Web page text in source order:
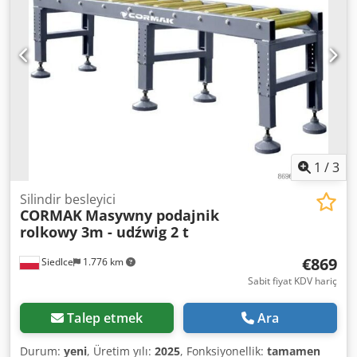
yaklaşık 5 mm Toplam yükseklik (tahrik + ayırma raylı
hazne): 260 mm Şebeke bağlantısı: 230 Volt, 50 Hz. - RNA
kontrol ünitesi, ayarlanabilir titreşim hızı için ESG 90 tipi -
Konveyör, otomotiv sigortalarını beslemek için
kullanılıyordu Alan gereksinimi Ø x Y: 300 x 260 mm Ağırlık:
14 kg iyi durumda Bir hazne besleyici her zaman iki ana
bileşenden oluşur. 1) Parçaların hizalandığı ayırma haznesi
2) Mekanik salınımlar yoluyla ayırma haznesinde
titreşimler üreten ve böylece parçaları harekete geçiren
1 /3
Siedlce 1.776 km
Silindir besleyici
CORMAK Masywny podajnik
rolkowy 3m - udźwig 2 t
€869
Sabit fiyat KDV hariç
Talep etmek Ara
Durum: yeni, Üretim yılı: 2025, Fonksiyonellik: tamamen